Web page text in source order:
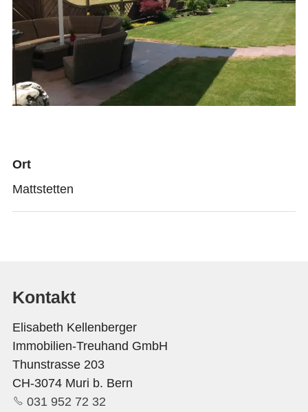
Ort
Mattstetten
Kontakt
Elisabeth Kellenberger
Immobilien-Treuhand GmbH
Thunstrasse 203
CH-3074 Muri b. Bern
031 952 72 32